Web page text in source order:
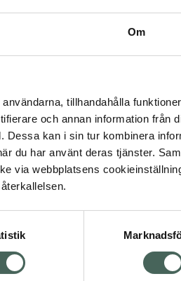
Om
tillhandahålla
och annan information från
Dessa kan i sin tur kombinera
du har använt deras tjänster.
via webbplatsens
Köp via ditt recept
Om recept och läkemedel